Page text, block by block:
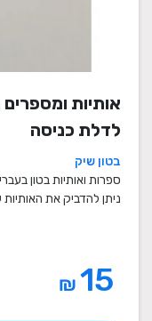
אותיות
לדלת כניסה
בטון שיק
ספרות ואותיות בטון
ניתן להדביק את
₪